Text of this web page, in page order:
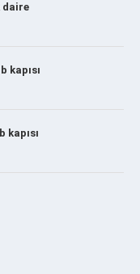
daire
kapısı
kapısı